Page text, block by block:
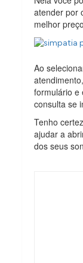
atender por
melhor
Ao
formulário e
consulta se
Tenho
ajudar a
dos seus